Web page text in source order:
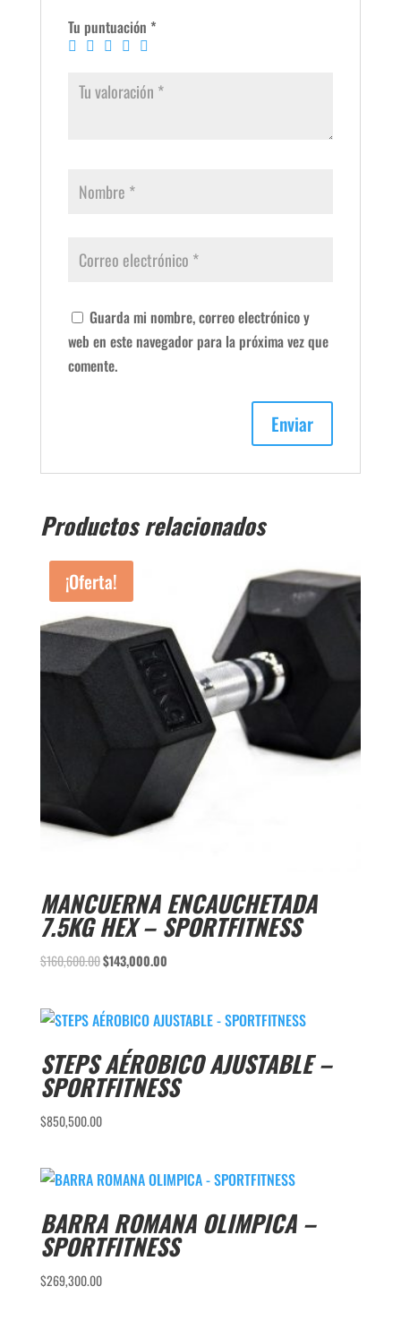
Tu puntuación *
Guarda mi nombre, correo electrónico y
web en este navegador para la próxima vez que
comente.
Productos relacionados
¡Oferta!
MANCUERNA ENCAUCHETADA
7.5KG HEX – SPORTFITNESS
$160,600.00El
era:
$143,000.00El
es:
STEPS AÉROBICO AJUSTABLE –
SPORTFITNESS
$850,500.00
BARRA ROMANA OLIMPICA –
SPORTFITNESS
$269,300.00